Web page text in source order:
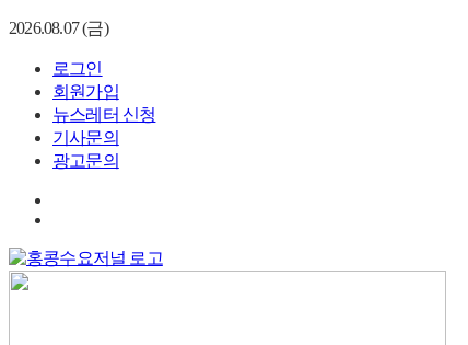
2026.08.07 (금)
로그인
회원가입
뉴스레터 신청
기사문의
광고문의